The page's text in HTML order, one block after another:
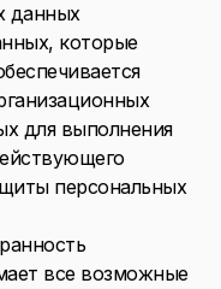
данных
которые
для выполнения
персональных
все возможные